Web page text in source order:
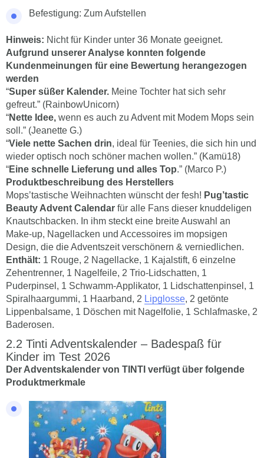
Befestigung: Zum Aufstellen
Hinweis: Nicht für Kinder unter 36 Monate geeignet.
Aufgrund unserer Analyse konnten folgende
Kundenmeinungen für eine Bewertung herangezogen
werden
“Super süßer Kalender. Meine Tochter hat sich sehr
gefreut.” (RainbowUnicorn)
“Nette Idee, wenn es auch zu Advent mit Modem Mops sein
soll.” (Jeanette G.)
“Viele nette Sachen drin, ideal für Teenies, die sich hin und
wieder optisch noch schöner machen wollen.” (Kamü18)
“Eine schnelle Lieferung und alles Top.” (Marco P.)
Produktbeschreibung des Herstellers
Mops’tastische Weihnachten wünscht der fesh! Pug’tastic
Beauty Advent Calendar für alle Fans dieser knuddeligen
Knautschbacken. In ihm steckt eine breite Auswahl an
Make-up, Nagellacken und Accessoires im mopsigen
Design, die die Adventszeit verschönern & verniedlichen.
Enthält: 1 Rouge, 2 Nagellacke, 1 Kajalstift, 6 einzelne
Zehentrenner, 1 Nagelfeile, 2 Trio-Lidschatten, 1
Puderpinsel, 1 Schwamm-Applikator, 1 Lidschattenpinsel, 1
Spiralhaargummi, 1 Haarband, 2 Lipglosse, 2 getönte
Lippenbalsame, 1 Döschen mit Nagelfolie, 1 Schlafmaske, 2
Baderosen.
Tinti Adventskalender – Badespaß für
Kinder im Test 2026
Der Adventskalender von TINTI verfügt über folgende
Produktmerkmale